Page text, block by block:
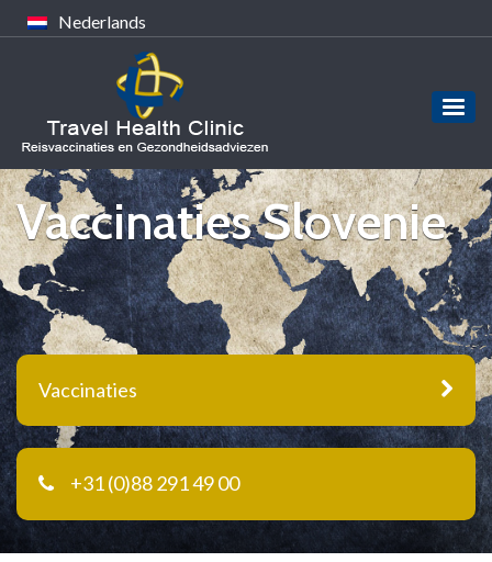
Nederlands
Vaccinaties Slovenie
Vaccinaties
+31 (0)88 291 49 00